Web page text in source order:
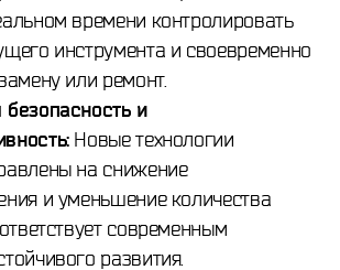
времени контролировать
инструмента и своевременно
или ремонт.
безопасность и
Новые технологии
на снижение
и уменьшение количества
современным
развития.